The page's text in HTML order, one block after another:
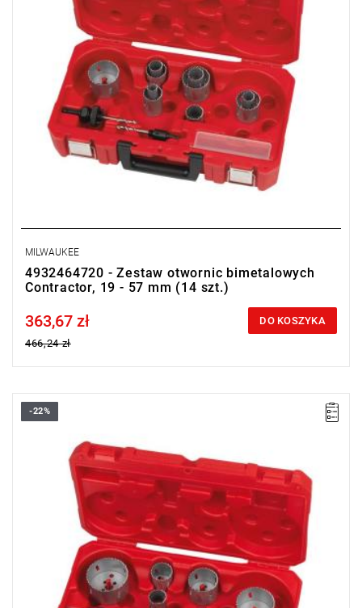
MILWAUKEE
4932464720 - Zestaw otwornic bimetalowych
Contractor, 19 - 57 mm (14 szt.)
Price tax included
363,67 zł
466,24 zł
DO KOSZYKA
Otwornice CONTRACTOR o bimetalowej konstrukcji zapewniają
-22%